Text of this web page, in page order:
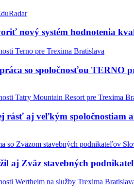
nový systém hodnotenia
so spoločnosťou TERNO
rásť aj veľkým spoločnostiam
aj Zväz stavebných